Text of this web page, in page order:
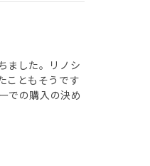
ました。リノシ
こともそうです
での購入の決め